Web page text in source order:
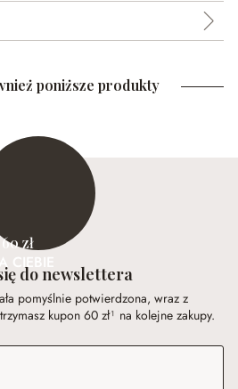
poniższe produkty
60 zł
CIEBIE
do newslettera
pomyślnie potwierdzona, wraz z
kupon 60 zł¹ na kolejne zakupy.